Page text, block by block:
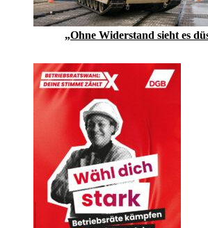
„Ohne Widerstand sieht es